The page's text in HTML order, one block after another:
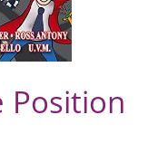
Position